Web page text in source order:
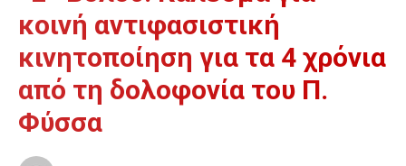
κοινή αντιφασιστική
κινητοποίηση για τα 4 χρόνια
από τη δολοφονία του Π.
Φύσσα